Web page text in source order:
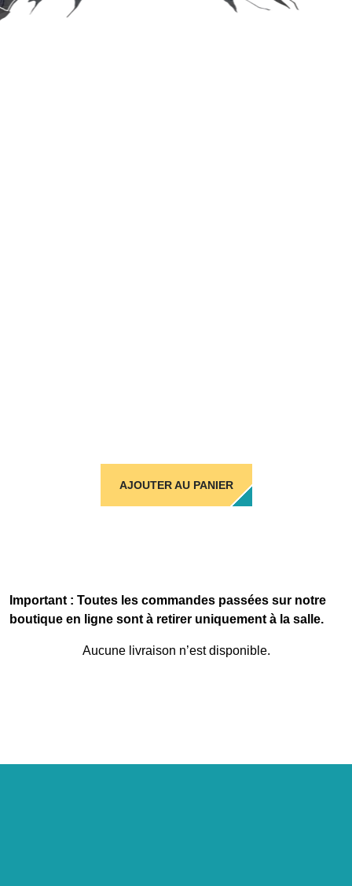
AJOUTER AU PANIER
Important : Toutes les commandes passées sur notre
boutique en ligne sont à retirer uniquement à la salle.
Aucune livraison n’est disponible.